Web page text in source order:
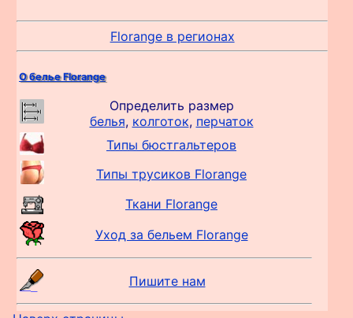
Florange в регионах
О белье Florange
Определить размер
белья, колготок, перчаток
Типы бюстгальтеров
Типы трусиков Florange
Ткани Florange
Уход за бельем Florange
Пишите нам